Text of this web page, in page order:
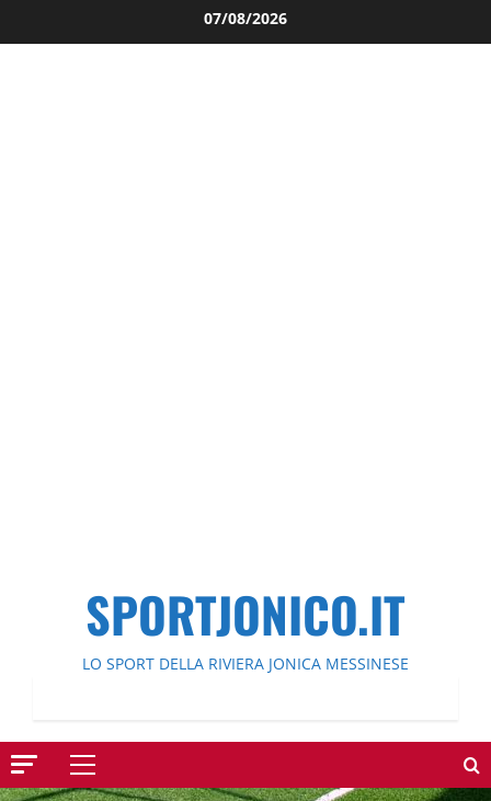
al
07/08/2026
SPORTJONICO.IT
LO SPORT DELLA RIVIERA JONICA MESSINESE
Menu